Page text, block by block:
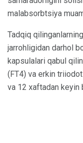
malabsorbtsiya
Tadqiq
jarrohligidan darhol
kapsulalari qabul
(FT4) va erkin
va 12 xaftadan keyin